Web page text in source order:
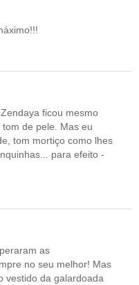
ficou mesmo
de pele. Mas eu
tom mortiço como lhes
para efeito -
as
no seu melhor! Mas
vestido da galardoada